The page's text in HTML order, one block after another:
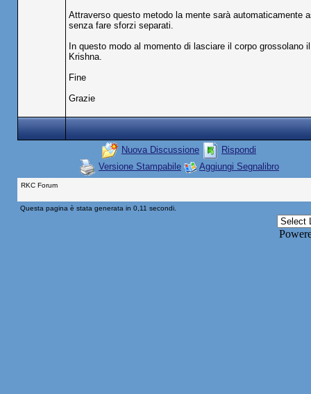
Attraverso questo metodo la mente sarà automaticamente
senza fare sforzi separati.
In questo modo al momento di lasciare il corpo
Krishna.
Fine
Grazie
Nuova Discussione
Rispondi
Versione Stampabile
Aggiungi Segnalibro
RKC Forum
Questa pagina è stata generata in 0,11 secondi.